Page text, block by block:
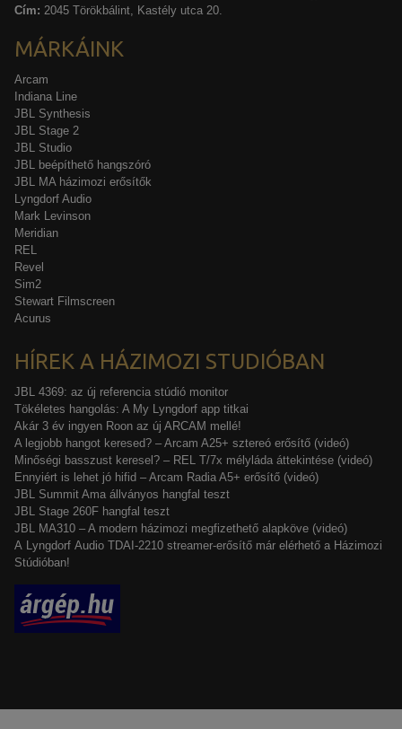
Cím: 2045 Törökbálint, Kastély utca 20.
MÁRKÁINK
Arcam
Indiana Line
JBL Synthesis
JBL Stage 2
JBL Studio
JBL beépíthető hangszóró
JBL MA házimozi erősítők
Lyngdorf Audio
Mark Levinson
Meridian
REL
Revel
Sim2
Stewart Filmscreen
Acurus
HÍREK A HÁZIMOZI STUDIÓBAN
JBL 4369: az új referencia stúdió monitor
Tökéletes hangolás: A My Lyngdorf app titkai
Akár 3 év ingyen Roon az új ARCAM mellé!
A legjobb hangot keresed? – Arcam A25+ sztereó erősítő (videó)
Minőségi basszust keresel? – REL T/7x mélyláda áttekintése (videó)
Ennyiért is lehet jó hifid – Arcam Radia A5+ erősítő (videó)
JBL Summit Ama állványos hangfal teszt
JBL Stage 260F hangfal teszt
JBL MA310 – A modern házimozi megfizethető alapköve (videó)
A Lyngdorf Audio TDAI-2210 streamer-erősítő már elérhető a Házimozi
Stúdióban!